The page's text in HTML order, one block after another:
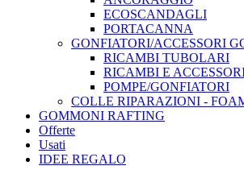
ECOSCANDAGLI
PORTACANNA
GONFIATORI/ACCESSORI
RICAMBI TUBOLARI
RICAMBI E
POMPE/GONFIATORI
COLLE RIPARAZIONI -
GOMMONI RAFTING
Offerte
Usati
IDEE REGALO